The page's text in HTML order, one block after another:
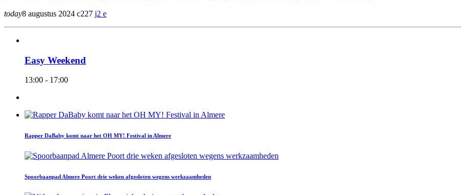
today8 augustus 2024 227 2
Easy Weekend
13:00 - 17:00
Rapper DaBaby komt naar het OH MY! Festival in Almere
Spoorbaanpad Almere Poort drie weken afgesloten wegens werkzaamheden